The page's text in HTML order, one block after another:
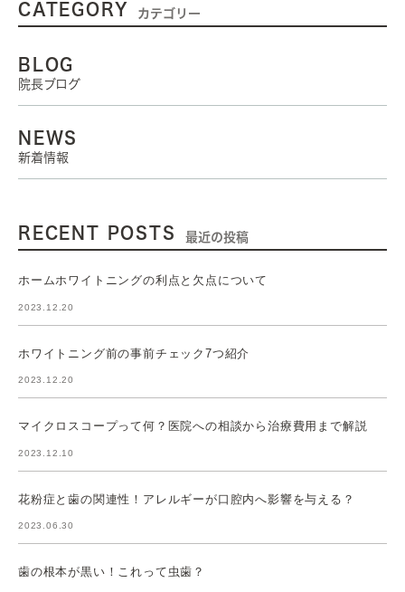
CATEGORY カテゴリー
BLOG
院長ブログ
NEWS
新着情報
RECENT POSTS 最近の投稿
ホームホワイトニングの利点と欠点について
2023.12.20
ホワイトニング前の事前チェック7つ紹介
2023.12.20
マイクロスコープって何？医院への相談から治療費用まで解説
2023.12.10
花粉症と歯の関連性！アレルギーが口腔内へ影響を与える？
2023.06.30
歯の根本が黒い！これって虫歯？